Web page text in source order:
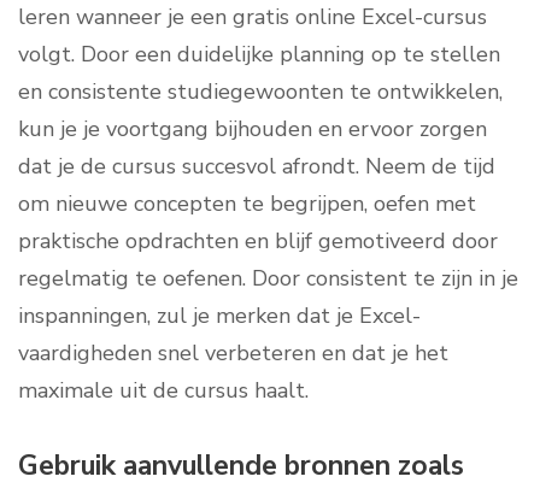
leren wanneer je een gratis online Excel-cursus
volgt. Door een duidelijke planning op te stellen
en consistente studiegewoonten te ontwikkelen,
kun je je voortgang bijhouden en ervoor zorgen
dat je de cursus succesvol afrondt. Neem de tijd
om nieuwe concepten te begrijpen, oefen met
praktische opdrachten en blijf gemotiveerd door
regelmatig te oefenen. Door consistent te zijn in je
inspanningen, zul je merken dat je Excel-
vaardigheden snel verbeteren en dat je het
maximale uit de cursus haalt.
Gebruik aanvullende bronnen zoals